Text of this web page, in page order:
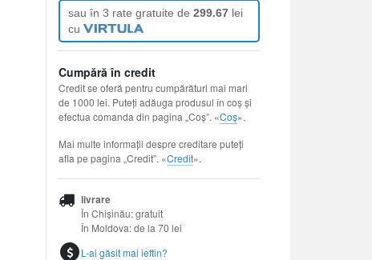
sau în 3 rate gratuite de 299.67 lei
cu
Cumpără în credit
Credit se oferă pentru cumpărături mai mari
de 1000 lei. Puteți adăuga produsul în coș și
efectua comanda din pagina „Coș”. «Coș».
Mai multe informații despre creditare puteți
afla pe pagina „Credit”. «Credit».
livrare
În Chișinău: gratuit
În Moldova: de la 70 lei
L-ai găsit mai ieftin?